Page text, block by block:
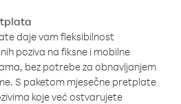
daje vam fleksibilnost
poziva na fiksne i mobilne
bez potrebe za obnavljanjem
S paketom mjesečne pretplate
koje već ostvarujete